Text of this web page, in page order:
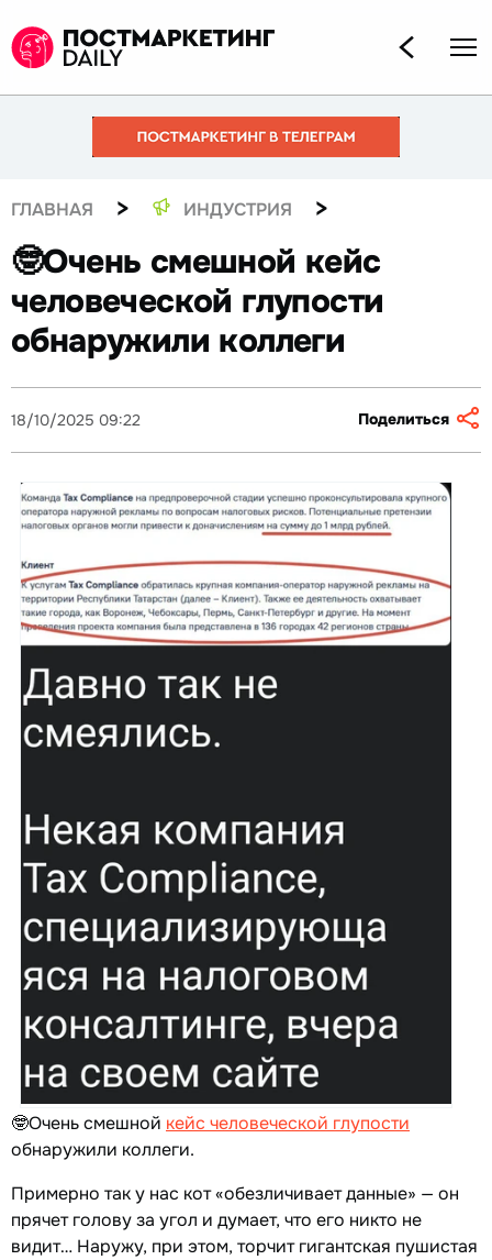
ГЛАВНАЯ > ИНДУСТРИЯ >
🤓Очень смешной кейс
человеческой глупости
обнаружили коллеги
18/10/2025 09:22 Поделиться
🤓Очень смешной кейс человеческой глупости
обнаружили коллеги.
Примерно так у нас кот «обезличивает данные» — он
прячет голову за угол и думает, что его никто не
видит… Наружу, при этом, торчит гигантская пушистая